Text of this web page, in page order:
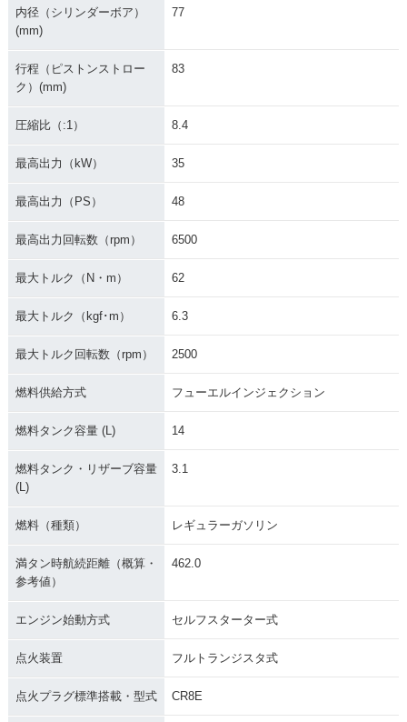
2015年 W800 Limit
ed Edition・特別・
限定仕様
2015年 W800 Blac
限定仕様
限定仕様
ial Edition・特別・
ラーチェンジ
ial Edition・追加
登場
内径（シリンダーボア）
(mm)
77
行程（ピストンストロー
ク）(mm)
83
圧縮比（:1） 8.4
最高出力（kW） 35
最高出力（PS） 48
最高出力回転数（rpm） 6500
最大トルク（N・m） 62
最大トルク（kgf･m） 6.3
最大トルク回転数（rpm） 2500
燃料供給方式 フューエルインジェクション
燃料タンク容量 (L) 14
燃料タンク・リザーブ容量
(L)
3.1
燃料（種類） レギュラーガソリン
満タン時航続距離（概算・
参考値）
462.0
エンジン始動方式 セルフスターター式
点火装置 フルトランジスタ式
点火プラグ標準搭載・型式 CR8E